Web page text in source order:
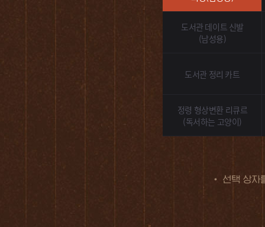
도서관 데이트 신발
(남성용)
도서관 정리 카트
정령 형상변환 리큐르
(독서하는 고양이)